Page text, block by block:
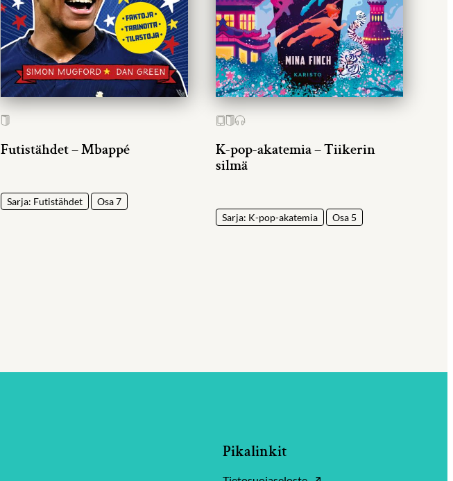
Futistähdet – Mbappé
Sarja: Futistähdet Osa 7
K-pop-akatemia – Tiikerin
silmä
Sarja: K-pop-akatemia Osa 5
Pikalinkit